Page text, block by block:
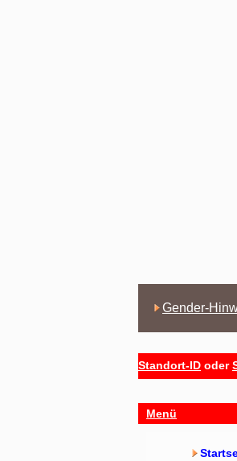
Gender-
Standort-ID oder
Menü